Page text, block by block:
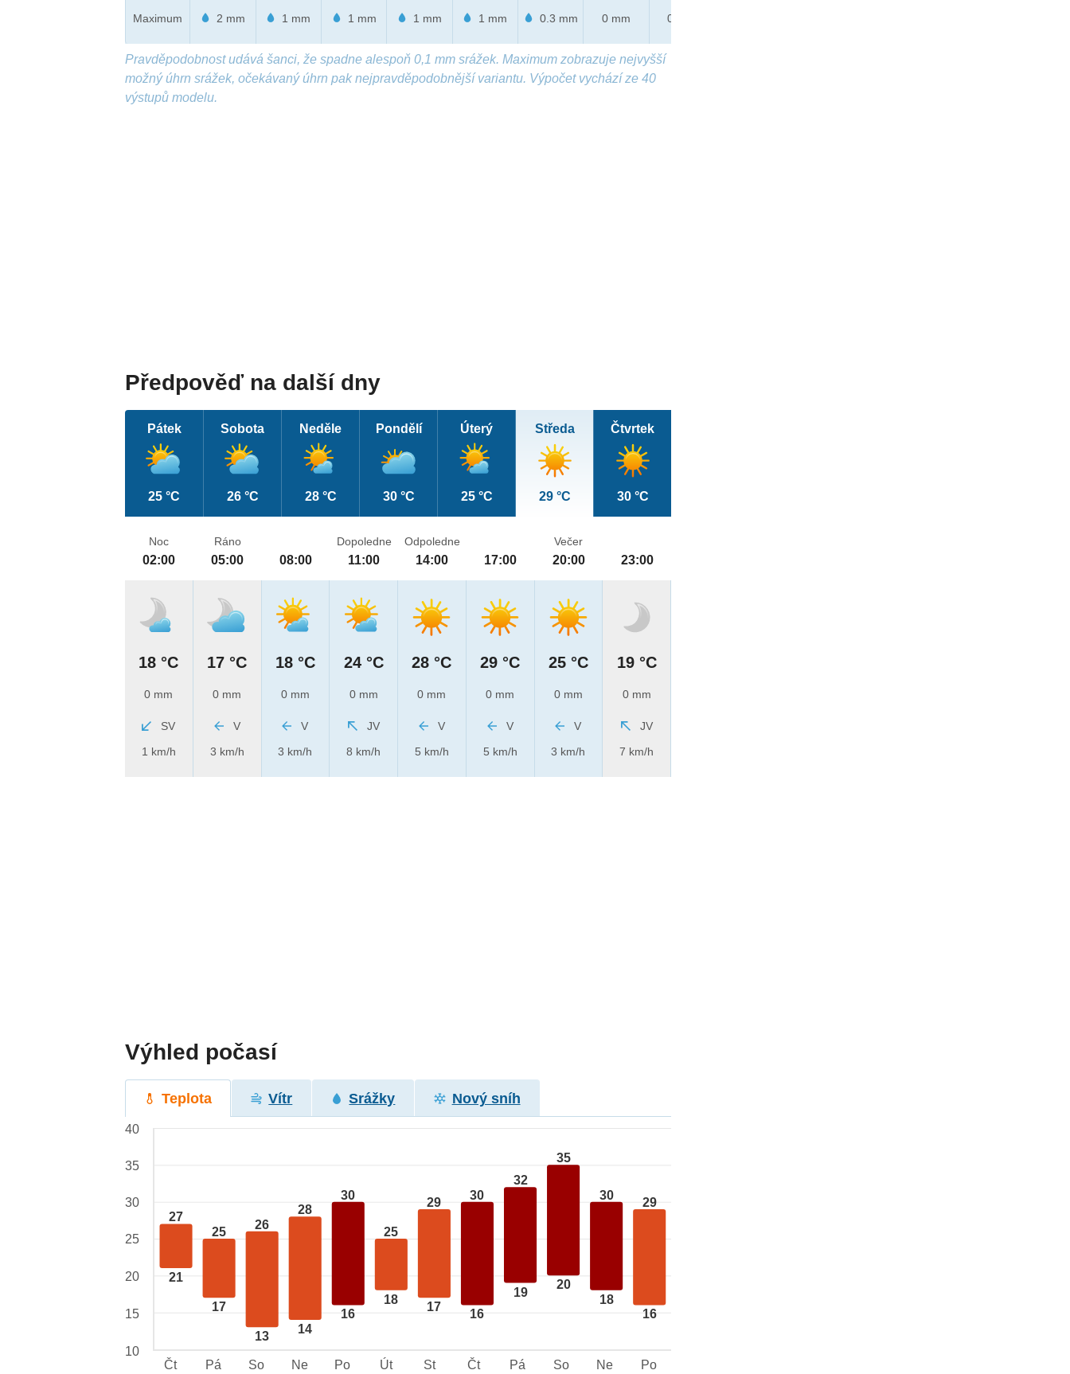
Maximum 2 mm 1 mm 1 mm 1 mm 1 mm 0.3 mm 0 mm 0 mm
Pravděpodobnost udává šanci, že spadne alespoň 0,1 mm srážek. Maximum zobrazuje nejvyšší
možný úhrn srážek, očekávaný úhrn pak nejpravděpodobnější variantu. Výpočet vychází ze 40
výstupů modelu.
Předpověď na další dny
Pátek
25 °C
Sobota
26 °C
Neděle
28 °C
Pondělí
30 °C
Úterý
25 °C
Středa
29 °C
Čtvrtek
30 °C
Noc
02:00
18 °C
0 mm
SV
1 km/h
Ráno
05:00
17 °C
0 mm
V
3 km/h
08:00
18 °C
0 mm
V
3 km/h
Dopoledne
11:00
24 °C
0 mm
JV
8 km/h
Odpoledne
14:00
28 °C
0 mm
V
5 km/h
17:00
29 °C
0 mm
V
5 km/h
Večer
20:00
25 °C
0 mm
V
3 km/h
23:00
19 °C
0 mm
JV
7 km/h
Výhled počasí
Teplota Vítr Srážky Nový sníh
27
21
25
17
26
13
28
14
30
16
25
18
29
17
30
16
32
19
35
20
30
18
29
16
40
35
30
25
20
15
10
Čt
Pá So Ne Po Út St Čt Pá So Ne Po